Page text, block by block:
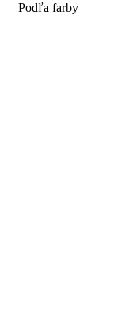
Podľa farby